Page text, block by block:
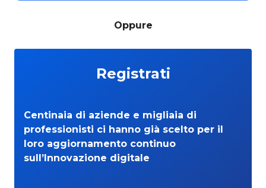
Oppure
Registrati
Centinaia di aziende e migliaia di
professionisti ci hanno già scelto per il
loro aggiornamento continuo
sull’Innovazione digitale